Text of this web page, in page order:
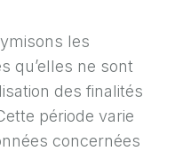
les
qu’elles ne sont
des finalités
période varie
concernées